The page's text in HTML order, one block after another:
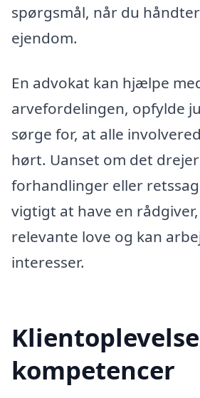
spørgsmål, når du
ejendom.
En advokat kan hjælpe
arvefordelingen, opfylde
sørge for, at alle
hørt. Uanset om det
forhandlinger eller
vigtigt at have en
relevante love og kan
interesser.
kompetencer